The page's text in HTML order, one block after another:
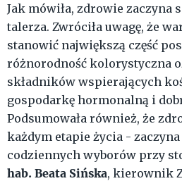
Jak mówiła, zdrowie zaczyna
talerza. Zwróciła uwagę, że
stanowić największą część
różnorodność kolorystyczna
składników wspierających
gospodarkę hormonalną i
Podsumowała również, że
każdym etapie życia - zaczyna
codziennych wyborów przy
hab. Beata Sińska, kierownik